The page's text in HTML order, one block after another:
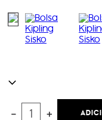
＋
－